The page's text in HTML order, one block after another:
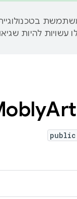
עשויות להיות